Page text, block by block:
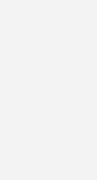
a
las
y nos
han dejado
de diferentes